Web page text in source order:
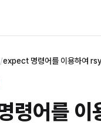
/expect 명령어를 이용하여
령어를